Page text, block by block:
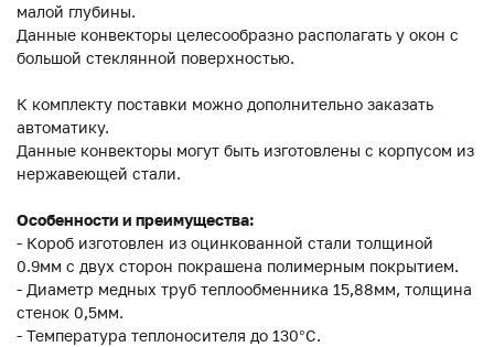
малой глубины.
Данные конвекторы целесообразно располагать у окон с
большой стеклянной поверхностью.
К комплекту поставки можно дополнительно заказать
автоматику.
Данные конвекторы могут быть изготовлены с корпусом из
нержавеющей стали.
Особенности и преимущества:
- Короб изготовлен из оцинкованной стали толщиной
0.9мм с двух сторон покрашена полимерным покрытием.
- Диаметр медных труб теплообменника 15,88мм, толщина
стенок 0,5мм.
- Температура теплоносителя до 130°C.